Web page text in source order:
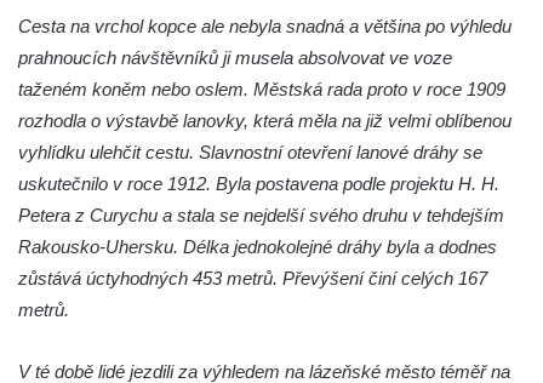
Cesta na vrchol kopce ale nebyla snadná a většina po výhledu
prahnoucích návštěvníků ji musela absolvovat ve voze
taženém koněm nebo oslem. Městská rada proto v roce 1909
rozhodla o výstavbě lanovky, která měla na již velmi oblíbenou
vyhlídku ulehčit cestu. Slavnostní otevření lanové dráhy se
uskutečnilo v roce 1912. Byla postavena podle projektu H. H.
Petera z Curychu a stala se nejdelší svého druhu v tehdejším
Rakousko-Uhersku. Délka jednokolejné dráhy byla a dodnes
zůstává úctyhodných 453 metrů. Převýšení činí celých 167
metrů.
V té době lidé jezdili za výhledem na lázeňské město téměř na